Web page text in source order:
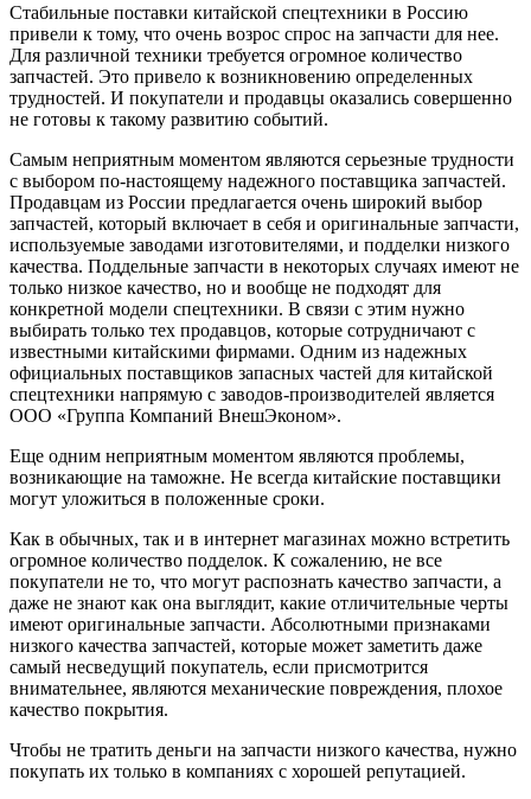
Стабильные поставки китайской спецтехники в Россию
привели к тому, что очень возрос спрос на запчасти для нее.
Для различной техники требуется огромное количество
запчастей. Это привело к возникновению определенных
трудностей. И покупатели и продавцы оказались совершенно
не готовы к такому развитию событий.
Самым неприятным моментом являются серьезные трудности
с выбором по-настоящему надежного поставщика запчастей.
Продавцам из России предлагается очень широкий выбор
запчастей, который включает в себя и оригинальные запчасти,
используемые заводами изготовителями, и подделки низкого
качества. Поддельные запчасти в некоторых случаях имеют не
только низкое качество, но и вообще не подходят для
конкретной модели спецтехники. В связи с этим нужно
выбирать только тех продавцов, которые сотрудничают с
известными китайскими фирмами. Одним из надежных
официальных поставщиков запасных частей для китайской
спецтехники напрямую с заводов-производителей является
ООО «Группа Компаний ВнешЭконом».
Еще одним неприятным моментом являются проблемы,
возникающие на таможне. Не всегда китайские поставщики
могут уложиться в положенные сроки.
Как в обычных, так и в интернет магазинах можно встретить
огромное количество подделок. К сожалению, не все
покупатели не то, что могут распознать качество запчасти, а
даже не знают как она выглядит, какие отличительные черты
имеют оригинальные запчасти. Абсолютными признаками
низкого качества запчастей, которые может заметить даже
самый несведущий покупатель, если присмотрится
внимательнее, являются механические повреждения, плохое
качество покрытия.
Чтобы не тратить деньги на запчасти низкого качества, нужно
покупать их только в компаниях с хорошей репутацией.